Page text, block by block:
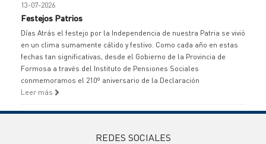
13-07-2026
Festejos Patrios
Días Atrás el festejo por la Independencia de nuestra Patria se vivió
en un clima sumamente cálido y festivo. Como cada año en estas
fechas tan significativas, desde el Gobierno de la Provincia de
Formosa a través del Instituto de Pensiones Sociales
conmemoramos el 210º aniversario de la Declaración
Leer más
REDES SOCIALES